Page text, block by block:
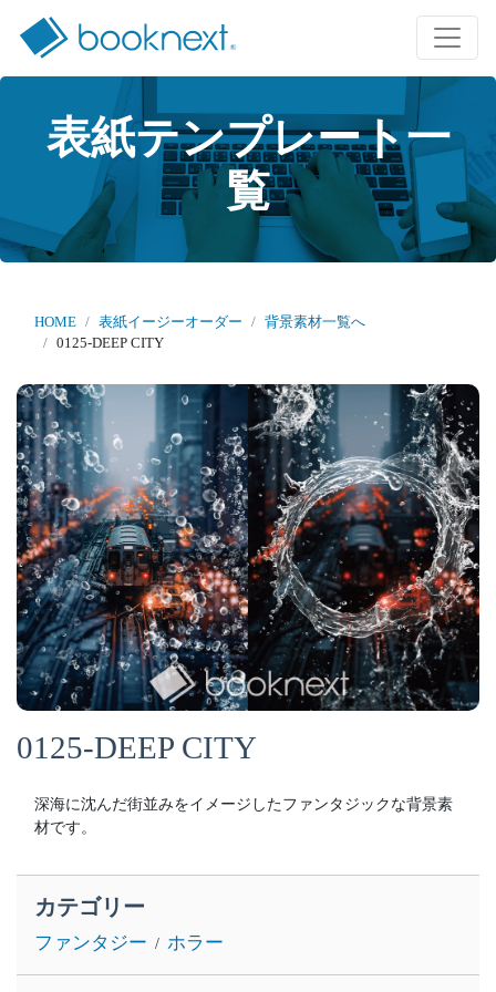
表紙テンプレート一
覧
HOME 表紙イージーオーダー
背景素材一覧へ
0125-DEEP CITY
0125-DEEP CITY
深海に沈んだ街並みをイメージしたファンタジックな背景素
材です。
カテゴリー
ファンタジー ホラー